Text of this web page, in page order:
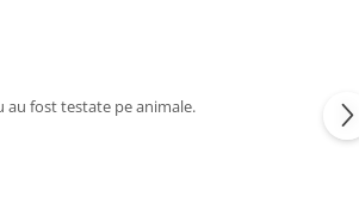
au fost testate pe animale.